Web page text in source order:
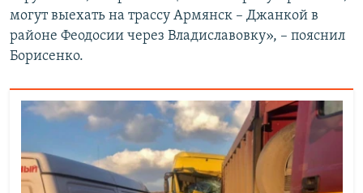
могут выехать на трассу Армянск – Джанкой в
районе Феодосии через Владиславовку», – пояснил
Борисенко.